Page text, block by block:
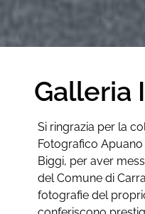
Galleria
Si ringrazia per la
Fotografico
Biggi, per aver
del Comune di
fotografie del